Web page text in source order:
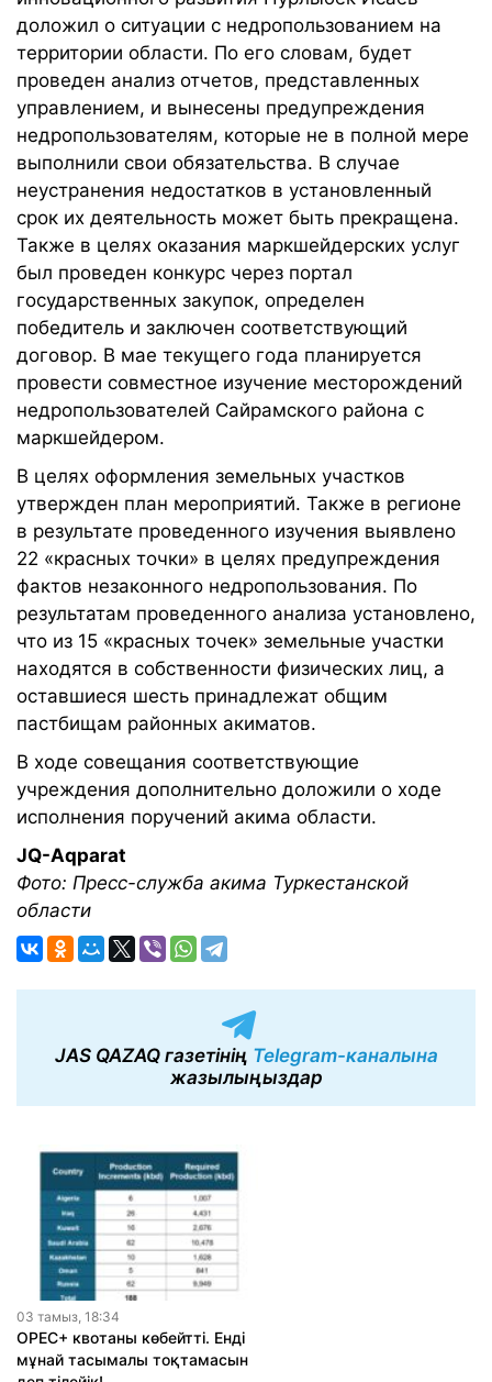
доложил о ситуации с недропользованием на
территории области. По его словам, будет
проведен анализ отчетов, представленных
управлением, и вынесены предупреждения
недропользователям, которые не в полной мере
выполнили свои обязательства. В случае
неустранения недостатков в установленный
срок их деятельность может быть прекращена.
Также в целях оказания маркшейдерских услуг
был проведен конкурс через портал
государственных закупок, определен
победитель и заключен соответствующий
договор. В мае текущего года планируется
провести совместное изучение месторождений
недропользователей Сайрамского района с
маркшейдером.
В целях оформления земельных участков
утвержден план мероприятий. Также в регионе
в результате проведенного изучения выявлено
22 «красных точки» в целях предупреждения
фактов незаконного недропользования. По
результатам проведенного анализа установлено,
что из 15 «красных точек» земельные участки
находятся в собственности физических лиц, а
оставшиеся шесть принадлежат общим
пастбищам районных акиматов.
В ходе совещания соответствующие
учреждения дополнительно доложили о ходе
исполнения поручений акима области.
JQ-Aqparat
Фото: Пресс-служба акима Туркестанской
области
JAS QAZAQ газетінің Telegram-каналына
жазылыңыздар
03 тамыз, 18:34
OPEC+ квотаны көбейтті. Енді
мұнай тасымалы тоқтамасын